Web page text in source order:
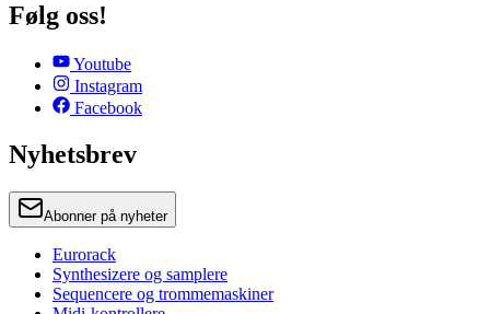
Følg oss!
Youtube
Instagram
Facebook
Nyhetsbrev
Abonner på nyheter
Eurorack
Synthesizere og samplere
Sequencere og trommemaskiner